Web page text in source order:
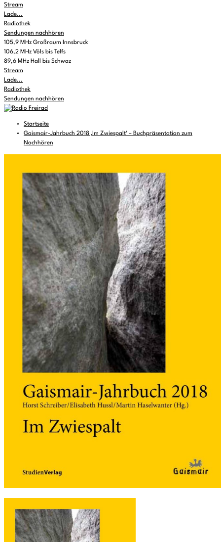
Stream
Lade...
Radiothek
Sendungen nachhören
105,9 MHz Großraum Innsbruck
106,2 MHz Völs bis Telfs
89,6 MHz Hall bis Schwaz
Stream
Lade...
Radiothek
Sendungen nachhören
Startseite
Gaismair-Jahrbuch 2018 ‚Im Zwiespalt‘ – Buchpräsentation zum
Nachhören